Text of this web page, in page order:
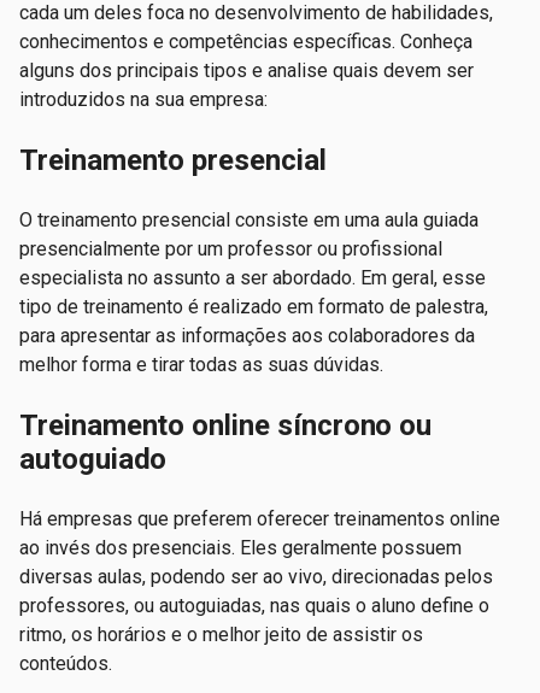
cada um deles foca no desenvolvimento de habilidades,
conhecimentos e competências específicas. Conheça
alguns dos principais tipos e analise quais devem ser
introduzidos na sua empresa:
Treinamento presencial
O treinamento presencial consiste em uma aula guiada
presencialmente por um professor ou profissional
especialista no assunto a ser abordado. Em geral, esse
tipo de treinamento é realizado em formato de palestra,
para apresentar as informações aos colaboradores da
melhor forma e tirar todas as suas dúvidas.
Treinamento online síncrono ou
autoguiado
Há empresas que preferem oferecer treinamentos online
ao invés dos presenciais. Eles geralmente possuem
diversas aulas, podendo ser ao vivo, direcionadas pelos
professores, ou autoguiadas, nas quais o aluno define o
ritmo, os horários e o melhor jeito de assistir os
conteúdos.